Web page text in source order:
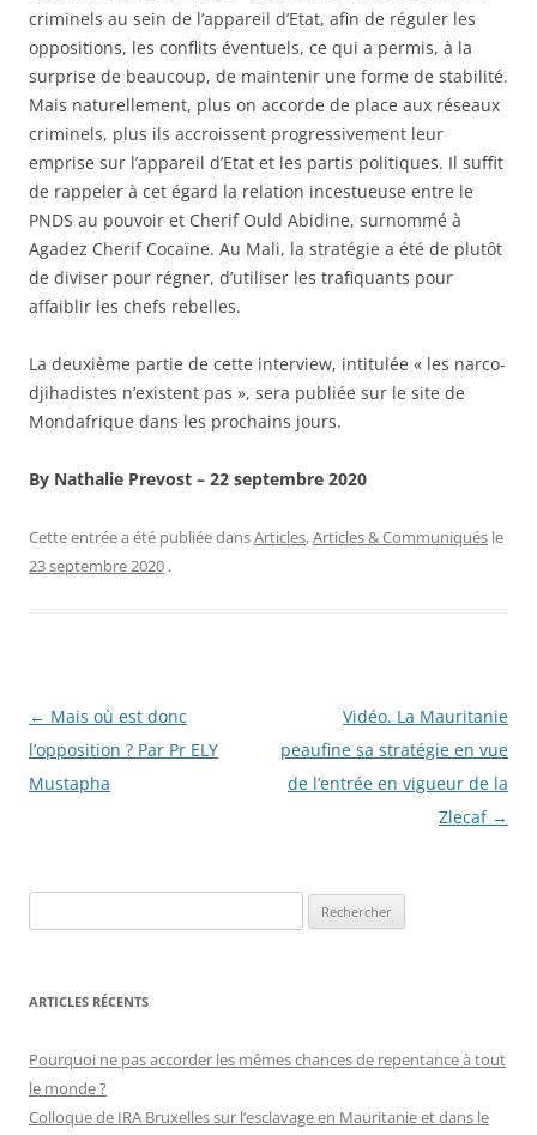
criminels au sein de l’appareil d’Etat, afin de réguler les
oppositions, les conflits éventuels, ce qui a permis, à la
surprise de beaucoup, de maintenir une forme de stabilité.
Mais naturellement, plus on accorde de place aux réseaux
criminels, plus ils accroissent progressivement leur
emprise sur l’appareil d’Etat et les partis politiques. Il suffit
de rappeler à cet égard la relation incestueuse entre le
PNDS au pouvoir et Cherif Ould Abidine, surnommé à
Agadez Cherif Cocaïne. Au Mali, la stratégie a été de plutôt
de diviser pour régner, d’utiliser les trafiquants pour
affaiblir les chefs rebelles.
La deuxième partie de cette interview, intitulée « les narco-
djihadistes n’existent pas », sera publiée sur le site de
Mondafrique dans les prochains jours.
By Nathalie Prevost – 22 septembre 2020
Cette entrée a été publiée dansArticles,Articles & Communiqués le
23 septembre 2020 .
Navigation
des
articles
← Mais où est donc
l’opposition ? Par Pr ELY
Mustapha
Vidéo. La Mauritanie
peaufine sa stratégie en vue
de l’entrée en vigueur de la
Zlecaf →
e
h
r
c
h
ARTICLES RÉCENTS
Pourquoi ne pas accorder les mêmes chances de repentance à tout
le monde ?
Colloque de IRA Bruxelles sur l’esclavage en Mauritanie et dans le